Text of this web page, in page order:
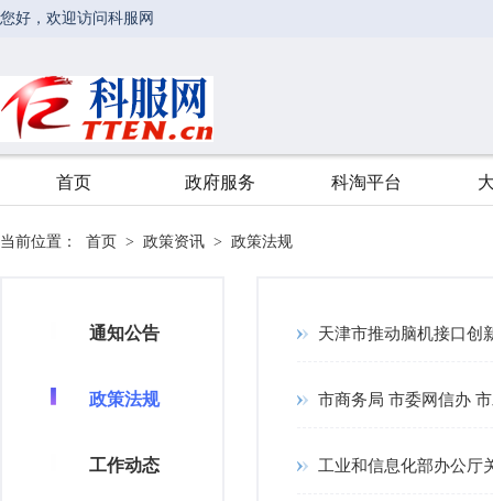
当前位置： 首页 > 政策资讯 > 政策法规
通知公告
政策法规
工作动态
天津市推动脑机接口创
市商务局 市委网信办
工业和信息化部办公厅